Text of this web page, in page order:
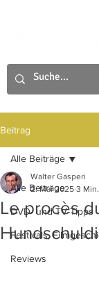
Beitrag
Alle Beiträge
DVD- und TV-Tipps
Festivals,
Reviews
Alle Beiträge
Le procès
Walter Gasperi
2. Mai 2025 3